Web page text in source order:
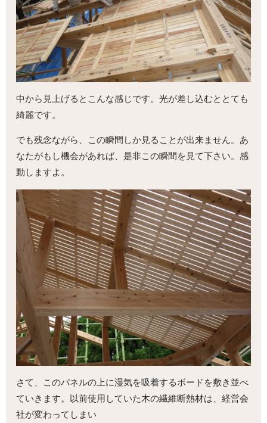
中から見上げるとこんな感じです。光が差し込むととても
綺麗です。
でも残念ながら、この瞬間しか見ることが出来ません。あ
なたがもし機会があれば、是非この瞬間を見て下さい。感
動しますよ。
さて、このパネルの上に湿気を吸着するボードを敷き並べ
ていきます。以前使用していた木の繊維断熱材は、経営会
社が変わってしまい